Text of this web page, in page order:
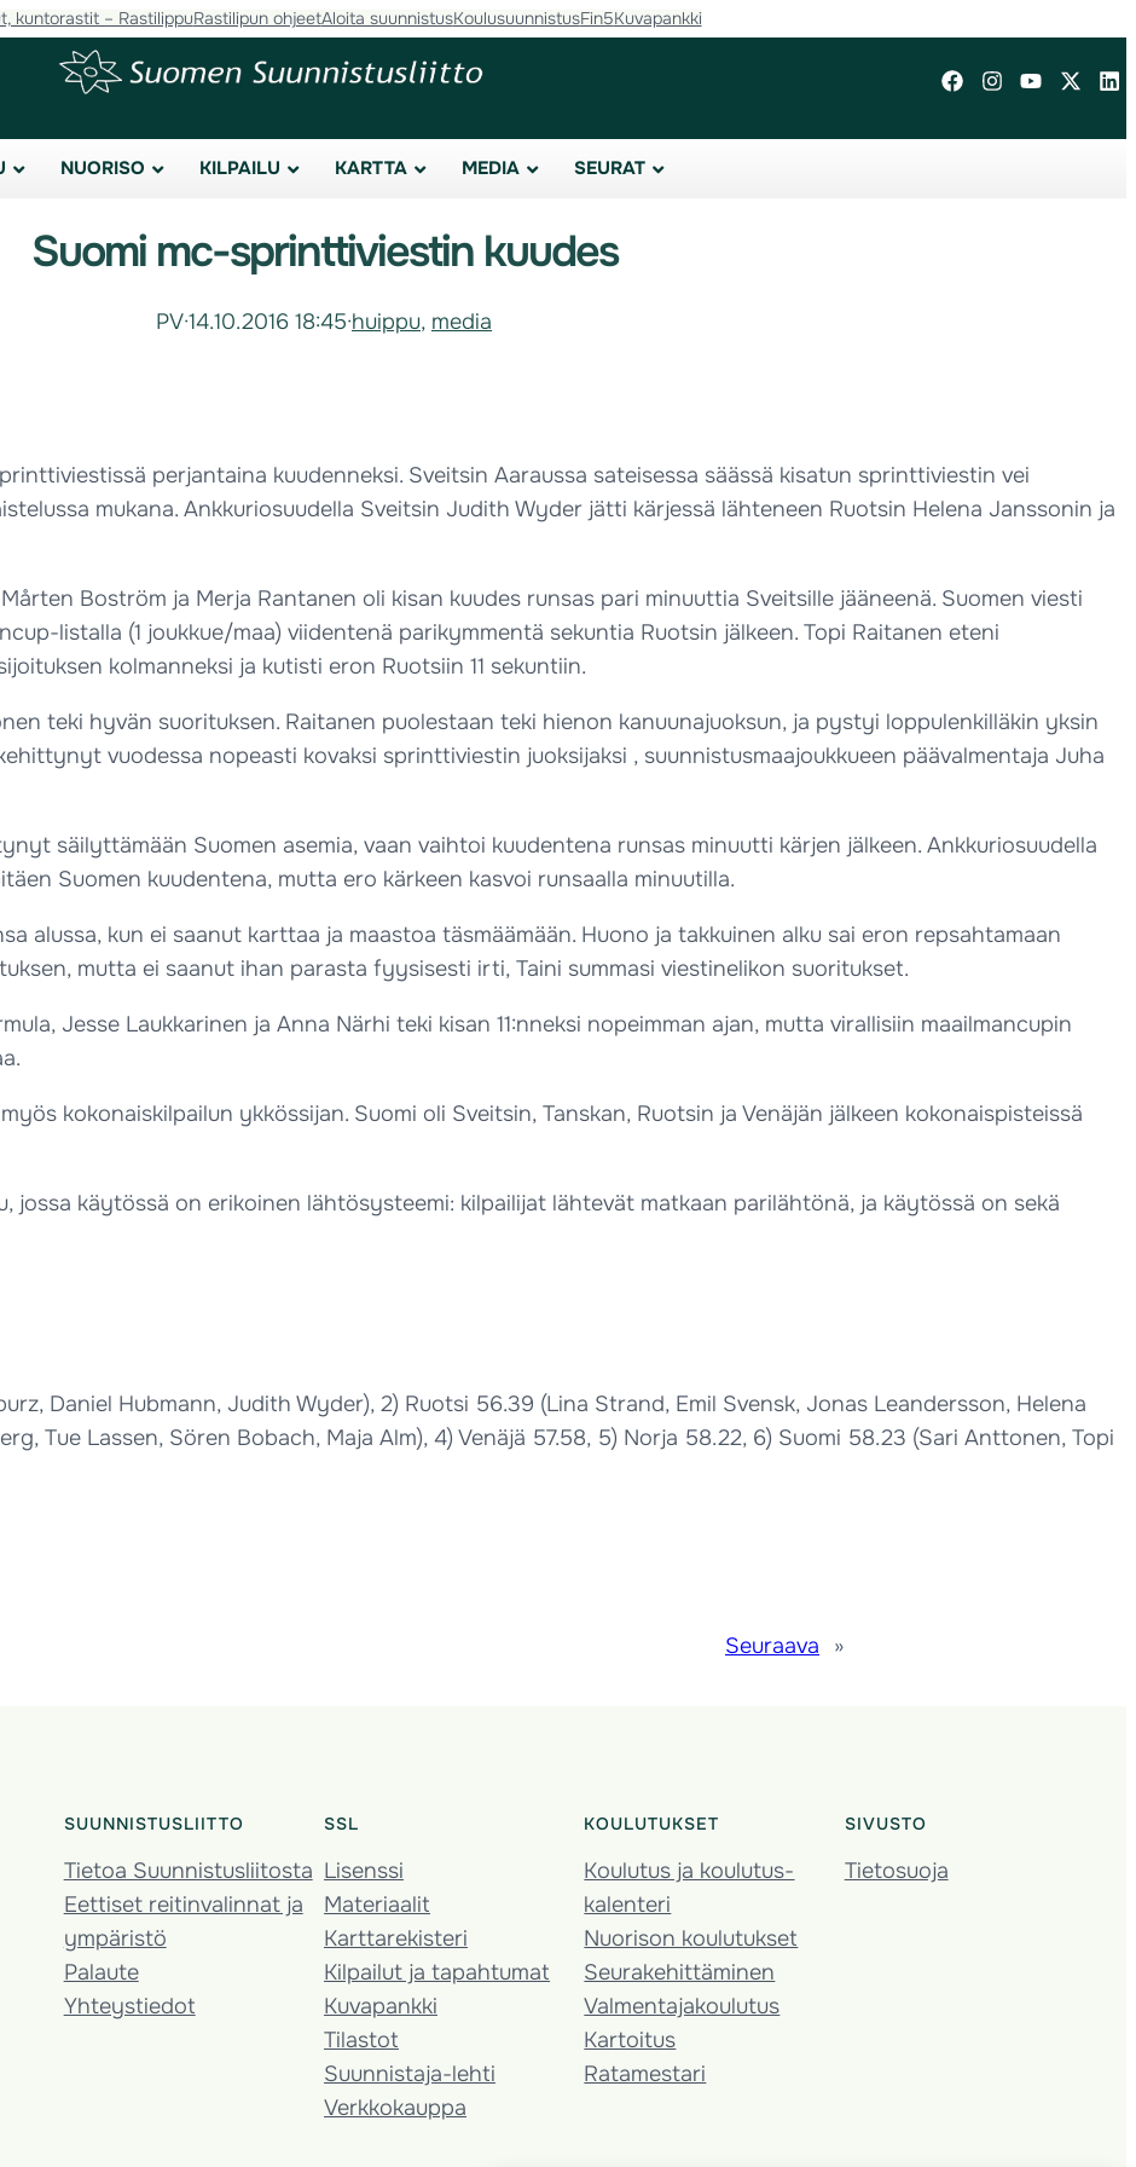
kuntorastit – RastilippuRastilipun ohjeetAloita suunnistusKoulusuunnistusFin5Kuvapankki
NUORISO KILPAILU KARTTA MEDIA SEURAT
Suomi mc-sprinttiviestin kuudes
PV·14.10.2016 18:45·huippu, media
perjantaina kuudenneksi. Sveitsin Aaraussa sateisessa säässä kisatun sprinttiviestin vei
mukana. Ankkuriosuudella Sveitsin Judith Wyder jätti kärjessä lähteneen Ruotsin Helena Janssonin ja
Boström ja Merja Rantanen oli kisan kuudes runsas pari minuuttia Sveitsille jääneenä. Suomen viesti
listalla (1 joukkue/maa) viidentenä parikymmentä sekuntia Ruotsin jälkeen. Topi Raitanen eteni
kolmanneksi ja kutisti eron Ruotsiin 11 sekuntiin.
teki hyvän suorituksen. Raitanen puolestaan teki hienon kanuunajuoksun, ja pystyi loppulenkilläkin yksin
vuodessa nopeasti kovaksi sprinttiviestin juoksijaksi , suunnistusmaajoukkueen päävalmentaja Juha
säilyttämään Suomen asemia, vaan vaihtoi kuudentena runsas minuutti kärjen jälkeen. Ankkuriosuudella
Suomen kuudentena, mutta ero kärkeen kasvoi runsaalla minuutilla.
alussa, kun ei saanut karttaa ja maastoa täsmäämään. Huono ja takkuinen alku sai eron repsahtamaan
mutta ei saanut ihan parasta fyysisesti irti, Taini summasi viestinelikon suoritukset.
Jesse Laukkarinen ja Anna Närhi teki kisan 11:nneksi nopeimman ajan, mutta virallisiin maailmancupin
kokonaiskilpailun ykkössijan. Suomi oli Sveitsin, Tanskan, Ruotsin ja Venäjän jälkeen kokonaispisteissä
jossa käytössä on erikoinen lähtösysteemi: kilpailijat lähtevät matkaan parilähtönä, ja käytössä on sekä
Daniel Hubmann, Judith Wyder), 2) Ruotsi 56.39 (Lina Strand, Emil Svensk, Jonas Leandersson, Helena
Tue Lassen, Sören Bobach, Maja Alm), 4) Venäjä 57.58, 5) Norja 58.22, 6) Suomi 58.23 (Sari Anttonen, Topi
Seuraava »
SUUNNISTUSLIITTO
Tietoa Suunnistusliitosta
Eettiset reitinvalinnat ja
ympäristö
Palaute
Yhteystiedot
SSL
Lisenssi
Materiaalit
Karttarekisteri
Kilpailut ja tapahtumat
Kuvapankki
Tilastot
Suunnistaja-lehti
Verkkokauppa
KOULUTUKSET
Koulutus ja koulutus­
kalenteri
Nuorison koulutukset
Seura­kehittäminen
Valmentaja­koulutus
Kartoitus
Ratamestari
SIVUSTO
Tietosuoja